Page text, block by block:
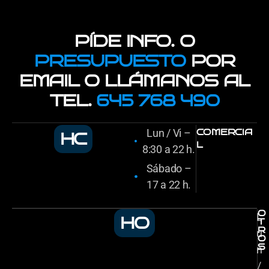
PÍDE INFO. O
PRESUPUESTOPOR
EMAIL O LLÁMANOS AL
TEL. 645 768 490
HC
Lun / Vi –
8:30 a 22 h.
Sábado –
17 a 22 h.
COMERCIA
L
HO
L
u
n
/
O
T
R
O
S